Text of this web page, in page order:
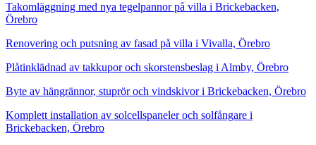
Takomläggning med nya tegelpannor på villa i Brickebacken,
Örebro
Renovering och putsning av fasad på villa i Vivalla, Örebro
Plåtinklädnad av takkupor och skorstensbeslag i Almby, Örebro
Byte av hängrännor, stuprör och vindskivor i Brickebacken, Örebro
Komplett installation av solcellspaneler och solfångare i
Brickebacken, Örebro